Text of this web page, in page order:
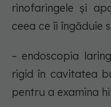
rinofaringele și
ceea ce îi îngăduie
– endoscopia
rigid în cavitatea
pentru a examina